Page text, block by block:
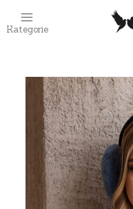
Kategorie